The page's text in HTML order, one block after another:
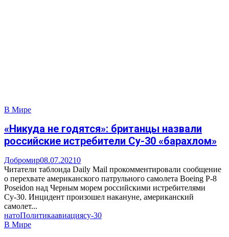
В Мире
«Никуда не годятся»: британцы назвали
российские истребители Су-30 «барахлом»
Добромир08.07.20210
Читатели таблоида Daily Mail прокомментировали сообщение
о перехвате американского патрульного самолета Boeing P-8
Poseidon над Черным морем российскими истребителями
Су-30. Инцидент произошел накануне, американский
самолет...
натоПолитикаавиациясу-30
В Мире